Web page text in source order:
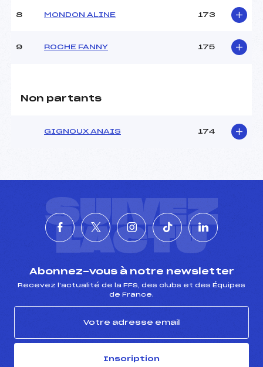
8 MONDON ALINE 173
9 ROCHE FANNY 175
Non partants
GIGNOUX ANAIS 174
SUIVEZ
L'ACTU
Abonnez-vous à notre newsletter
Recevez l’actualité de la FFS, des clubs et des Équipes
de France.
Inscription